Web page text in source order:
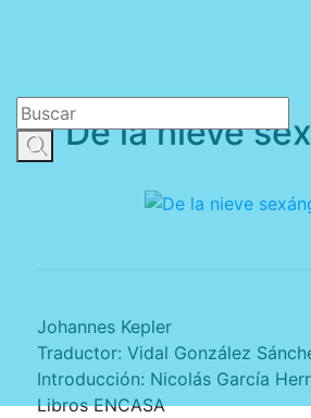
De la nieve
Johannes Kepler
Traductor: Vidal González
Introducción: Nicolás García
Libros ENCASA